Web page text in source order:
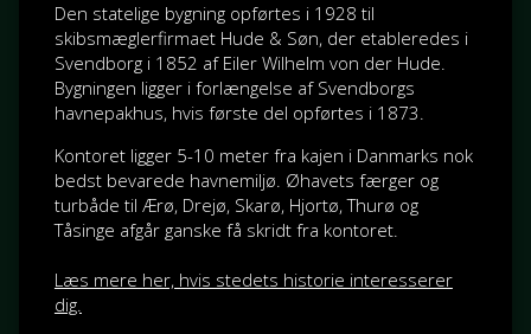
Den statelige bygning opførtes i 1928 til
skibsmæglerfirmaet Hude & Søn, der etableredes i
Svendborg i 1852 af Eiler Wilhelm von der Hude.
Bygningen ligger i forlængelse af Svendborgs
havnepakhus, hvis første del opførtes i 1873.
Kontoret ligger 5-10 meter fra kajen i Danmarks nok
bedst bevarede havnemiljø. Øhavets færger og
turbåde til Ærø, Drejø, Skarø, Hjortø, Thurø og
Tåsinge afgår ganske få skridt fra kontoret.
Læs mere her, hvis stedets historie interesserer
dig.